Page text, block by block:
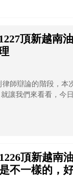
頂新越南
師辯論的階段，本
讓我們來看看，今
頂新越南
不一樣的，好